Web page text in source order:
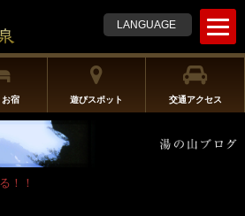
t
o
g
l
n
LANGUAGE
お宿 遊びスポット 交通アクセス
！！